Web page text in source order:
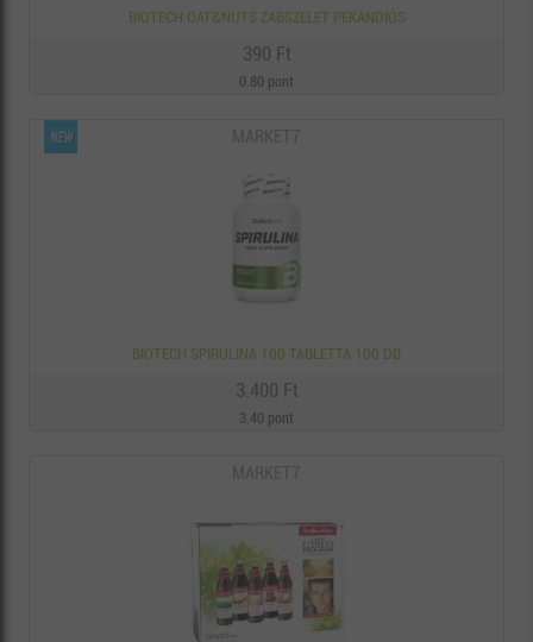
BIOTECH OAT&NUTS ZABSZELET PEKÁNDIÓS
390 Ft
0.80 pont
BIOTECH SPIRULINA 100 TABLETTA 100 DB
3.400 Ft
3.40 pont